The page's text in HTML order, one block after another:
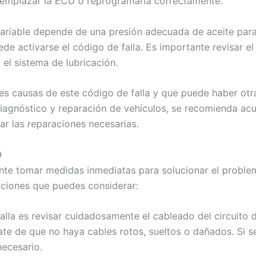
depende de una presión adecuada de aceite
activarse el código de falla. Es importante revisar
sistema de lubricación.
causas de este código de falla y que puede haber
y reparación de vehículos, se recomienda
las reparaciones necesarias.
tomar medidas inmediatas para solucionar el
que puedes considerar:
es revisar cuidadosamente el cableado del circuito
de que no haya cables rotos, sueltos o dañados. Si